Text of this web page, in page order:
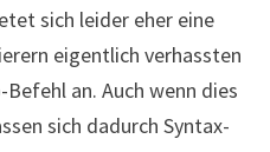
sich leider eher eine
eigentlich verhassten
an. Auch wenn dies
sich dadurch Syntax-